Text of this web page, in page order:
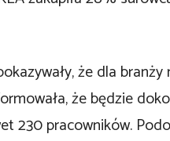
że dla
że będzie
230 pracowników.